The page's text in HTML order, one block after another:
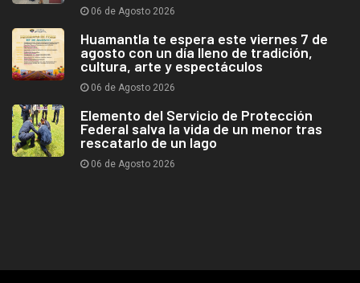
06 de Agosto 2026
Huamantla te espera este viernes 7 de
agosto con un día lleno de tradición,
cultura, arte y espectáculos
06 de Agosto 2026
Elemento del Servicio de Protección
Federal salva la vida de un menor tras
rescatarlo de un lago
06 de Agosto 2026